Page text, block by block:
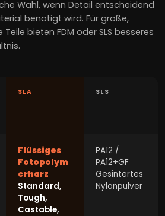
Wahl, wenn Detail entscheidend
benötigt wird. Für große,
bieten FDM oder SLS besseres
SLA SLS
Flüssiges
Fotopolym
erharz
Standard,
Tough,
Castable,
PA12 /
PA12+GF
Gesintertes
Nylonpulver